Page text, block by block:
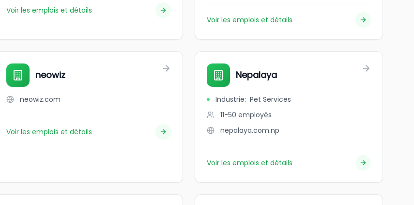
Voir les emplois et détails
Voir les emplois et détails
neowiz
neowiz.com
Voir les emplois et détails
Nepalaya
Industrie: Pet Services
11-50 employés
nepalaya.com.np
Voir les emplois et détails